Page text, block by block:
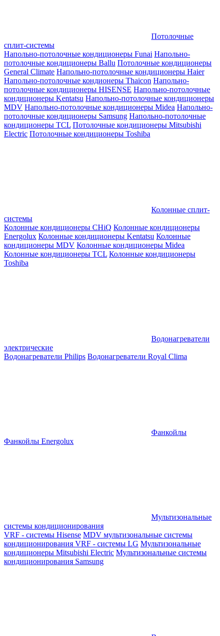
Потолочные
сплит-системы
Напольно-потолочные кондиционеры Funai Напольно-
потолочные кондиционеры Ballu Потолочные кондиционеры
General Climate Напольно-потолочные кондиционеры Haier
Напольно-потолочные кондионеры Thaicon Напольно-
потолочные кондиционеры HISENSE Напольно-потолочные
кондиционеры Kentatsu Напольно-потолочные кондиционеры
MDV Напольно-потолочные кондиционеры Midea Напольно-
потолочные кондиционеры Samsung Напольно-потолочные
кондиционеры TCL Потолочные кондиционеры Mitsubishi
Electric Потолочные кондиционеры Toshiba
Колонные сплит-
системы
Колонные кондиционеры CHiQ Колонные кондиционеры
Energolux Колонные кондиционеры Kentatsu Колонные
кондиционеры MDV Колонные кондиционеры Midea
Колонные кондиционеры TCL Колонные кондиционеры
Toshiba
Водонагреватели
электрические
Водонагреватели Philips Водонагреватели Royal Clima
Фанкойлы
Фанкойлы Energolux
Мультизональные
системы кондиционирования
VRF - системы Hisense MDV мультизональные системы
кондиционирования VRF - системы LG Мультизональные
кондиционеры Mitsubishi Electric Мультизональные системы
кондиционирования Samsung